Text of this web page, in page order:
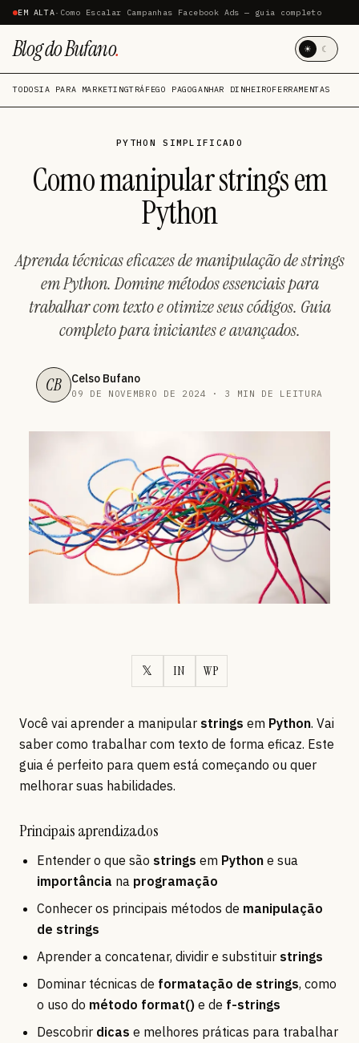
EM ALTA· Como Escalar Campanhas Facebook Ads — guia completo
Blog do Bufano. ☀ ☾
TODOSIA PARA MARKETINGTRÁFEGO PAGOGANHAR DINHEIROFERRAMENTAS
PYTHON SIMPLIFICADO
Como manipular strings em
Python
Aprenda técnicas eficazes de manipulação de strings
em Python. Domine métodos essenciais para
trabalhar com texto e otimize seus códigos. Guia
completo para iniciantes e avançados.
CB Celso Bufano
09 DE NOVEMBRO DE 2024 · 3 MIN DE LEITURA
𝕏 IN WP
Você vai aprender a manipular strings em Python. Vai
saber como trabalhar com texto de forma eficaz. Este
guia é perfeito para quem está começando ou quer
melhorar suas habilidades.
Principais aprendizados
Entender o que são strings em Python e sua
importância na programação
Conhecer os principais métodos de manipulação
de strings
Aprender a concatenar, dividir e substituir strings
Dominar técnicas de formatação de strings, como
o uso do método format() e de f-strings
Descobrir dicas e melhores práticas para trabalhar